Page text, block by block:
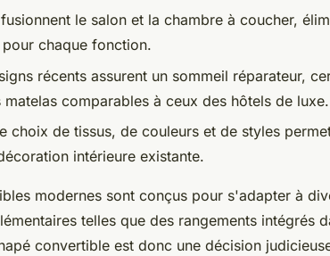
le salon et la chambre à coucher,
chaque fonction.
récents assurent un sommeil réparateur,
comparables à ceux des hôtels de luxe.
choix de tissus, de couleurs et de styles
intérieure existante.
modernes sont conçus pour s'adapter à
telles que des rangements intégrés
convertible est donc une décision